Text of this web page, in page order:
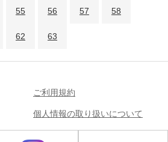
55 56 57 58
62 63
ご利用規約
個人情報の取り扱いについて